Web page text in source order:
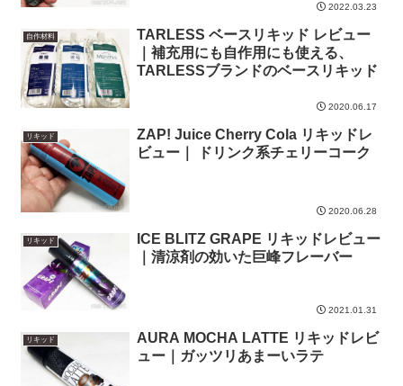
2022.03.23
自作材料
TARLESS ベースリキッド レビュー
｜補充用にも自作用にも使える、
TARLESSブランドのベースリキッド
2020.06.17
リキッド
ZAP! Juice Cherry Cola リキッドレ
ビュー｜ ドリンク系チェリーコーク
2020.06.28
リキッド
ICE BLITZ GRAPE リキッドレビュー
｜清涼剤の効いた巨峰フレーバー
2021.01.31
リキッド
AURA MOCHA LATTE リキッドレビ
ュー｜ガッツリあまーいラテ